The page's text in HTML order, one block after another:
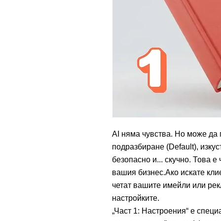
AI няма чувства. Но може да
подразбиране (Default),
безопасно и... скучно. Това
вашия бизнес.Ако искате
четат вашите имейли или
настройките.
„Част 1: Настроения“ е